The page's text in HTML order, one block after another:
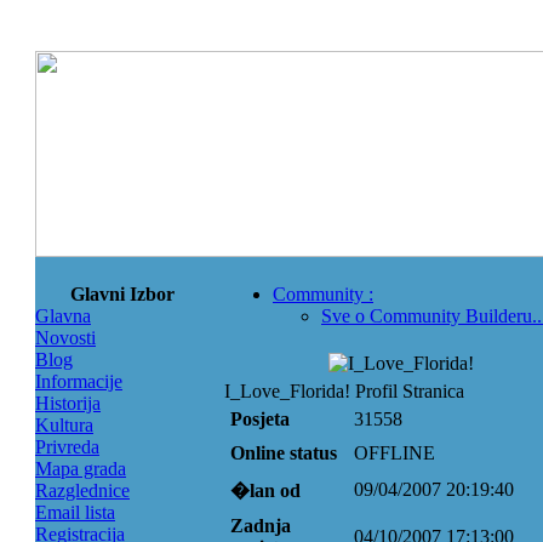
Glavni Izbor
Glavna
Novosti
Blog
Informacije
Historija
Kultura
Privreda
Mapa grada
Razglednice
Email lista
Registracija
Community :
Sve o Community
I_Love_Florida! Profil Stranica
Posjeta
31558
Online status
OFFLINE
�lan od
09/04/2007 20:19:40
Zadnja
04/10/2007 17:13:00